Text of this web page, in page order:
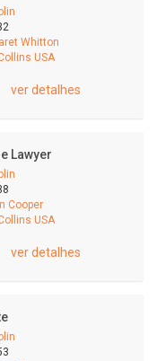
Whitton
USA
ver detalhes
Lawyer
Cooper
USA
ver detalhes